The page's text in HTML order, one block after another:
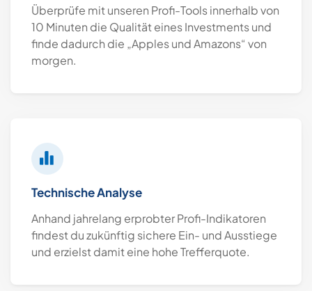
Überprüfe mit unseren Profi-Tools innerhalb von
10 Minuten die Qualität eines Investments und
finde dadurch die „Apples und Amazons“ von
morgen.
Technische Analyse
Anhand jahrelang erprobter Profi-Indikatoren
findest du zukünftig sichere Ein- und Ausstiege
und erzielst damit eine hohe Trefferquote.